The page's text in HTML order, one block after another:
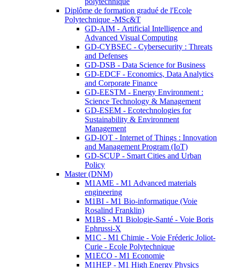
Diplôme de formation gradué de l'Ecole
Polytechnique -MSc&T
GD-AIM - Artificial Intelligence and
Advanced Visual Computing
GD-CYBSEC - Cybersecurity : Threats
and Defenses
GD-DSB - Data Science for Business
GD-EDCF - Economics, Data Analytics
and Corporate Finance
GD-EESTM - Energy Environment :
Science Technology & Management
GD-ESEM - Ecotechnologies for
Sustainability & Environment
Management
GD-IOT - Internet of Things : Innovation
and Management Program (IoT)
GD-SCUP - Smart Cities and Urban
Policy
Master (DNM)
M1AME - M1 Advanced materials
engineering
M1BI - M1 Bio-informatique (Voie
Rosalind Franklin)
M1BS - M1 Biologie-Santé - Voie Boris
Ephrussi-X
M1C - M1 Chimie - Voie Fréderic Joliot-
Curie - Ecole Polytechnique
M1ECO - M1 Economie
M1HEP - M1 High Energy Physics